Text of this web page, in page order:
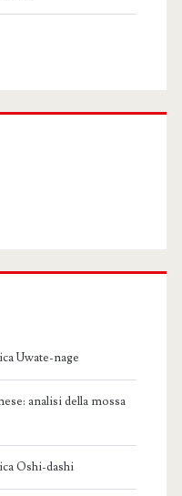
Uwate-nage
analisi della mossa
Oshi-dashi